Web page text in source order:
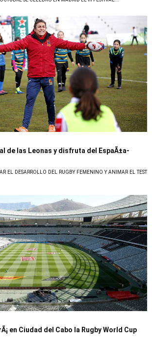
de las Leonas y disfruta del EspaÃ±a-
EL DESARROLLO DEL RUGBY FEMENINO Y ANIMAR EL TEST
en Ciudad del Cabo la Rugby World Cup